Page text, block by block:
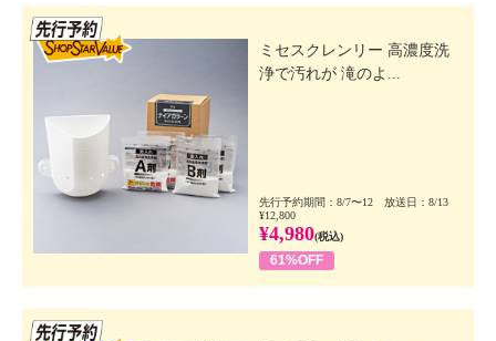
ミセスクレンリー 高濃度洗
浄で汚れが 滝のよ...
先行予約期間：8/7〜12 放送日：8/13
¥12,800
¥4,980(税込)
61%OFF